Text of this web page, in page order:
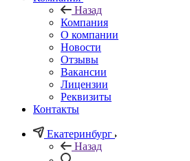
Назад
Компания
О компании
Новости
Отзывы
Вакансии
Лицензии
Реквизиты
Контакты
Екатеринбург
Назад